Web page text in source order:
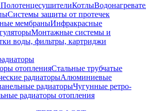
ПолотенцесушителиКотлы
Системы защиты от протечек
мембраныИнфракрасные
Монтажные системы и
воды, фильтры, картриджи
отопленияСтальные трубчатые
радиаторыАлюминиевые
радиаторыЧугунные ретро-
радиаторы отопления